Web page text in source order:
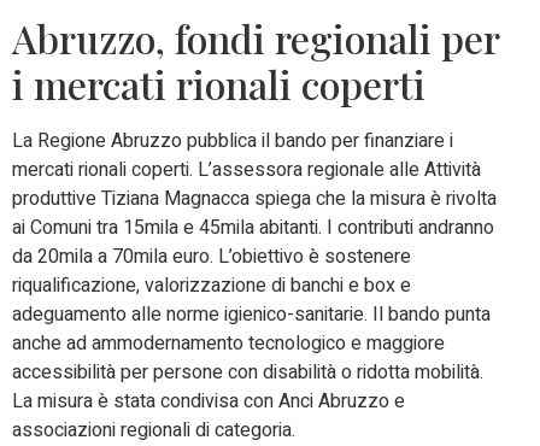
Abruzzo, fondi regionali per
i mercati rionali coperti
La Regione Abruzzo pubblica il bando per finanziare i
mercati rionali coperti. L’assessora regionale alle Attività
produttive Tiziana Magnacca spiega che la misura è rivolta
ai Comuni tra 15mila e 45mila abitanti. I contributi andranno
da 20mila a 70mila euro. L’obiettivo è sostenere
riqualificazione, valorizzazione di banchi e box e
adeguamento alle norme igienico-sanitarie. Il bando punta
anche ad ammodernamento tecnologico e maggiore
accessibilità per persone con disabilità o ridotta mobilità.
La misura è stata condivisa con Anci Abruzzo e
associazioni regionali di categoria.